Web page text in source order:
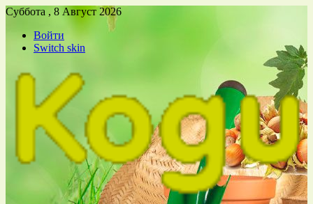
Суббота , 8 Август 2026
Войти
Switch skin